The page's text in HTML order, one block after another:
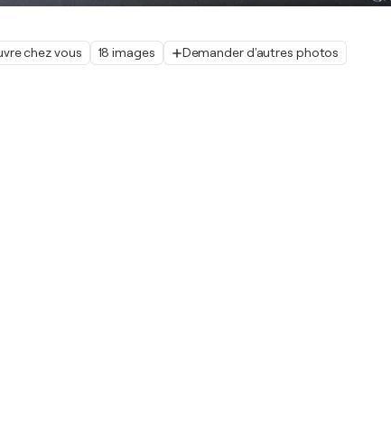
chez vous 18 images Demander d'autres photos